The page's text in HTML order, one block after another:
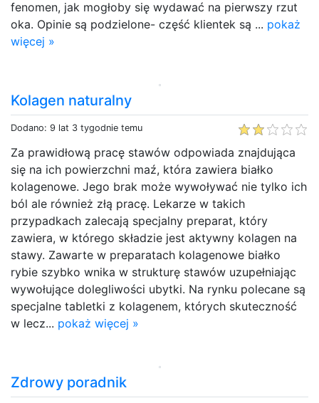
fenomen, jak mogłoby się wydawać na pierwszy rzut
oka. Opinie są podzielone- część klientek są ... pokaż
więcej »
Kolagen naturalny
Dodano: 9 lat 3 tygodnie temu
Za prawidłową pracę stawów odpowiada znajdująca
się na ich powierzchni maź, która zawiera białko
kolagenowe. Jego brak może wywoływać nie tylko ich
ból ale również złą pracę. Lekarze w takich
przypadkach zalecają specjalny preparat, który
zawiera, w którego składzie jest aktywny kolagen na
stawy. Zawarte w preparatach kolagenowe białko
rybie szybko wnika w strukturę stawów uzupełniając
wywołujące dolegliwości ubytki. Na rynku polecane są
specjalne tabletki z kolagenem, których skuteczność
w lecz... pokaż więcej »
Zdrowy poradnik